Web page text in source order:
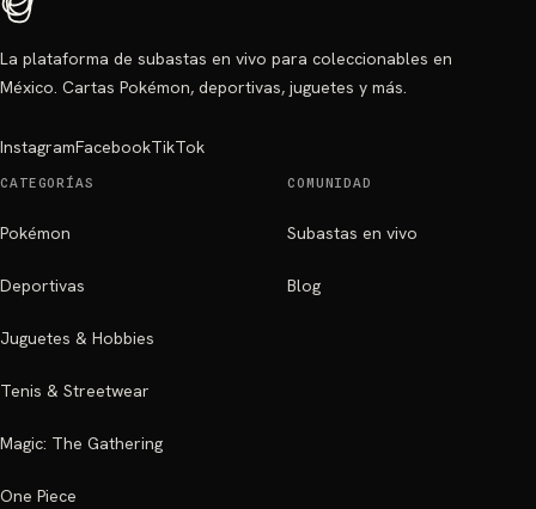
La plataforma de subastas en vivo para coleccionables en
México. Cartas Pokémon, deportivas, juguetes y más.
InstagramFacebookTikTok
CATEGORÍAS
Pokémon
Deportivas
Juguetes & Hobbies
Tenis & Streetwear
Magic: The Gathering
One Piece
COMUNIDAD
Subastas en vivo
Blog